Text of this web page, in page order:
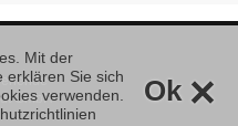
GmbH
Ok ×
Mit der
erklären Sie sich
verwenden.